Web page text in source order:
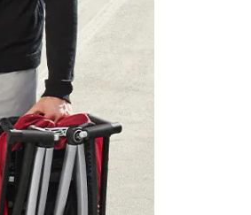
４．使用「AFTEE先享後付」時，將依據個別帳號之
即時審查核予不同之上限額度；若仍有額度不足之情
結果請求用戶進行身份認證。
５．嚴禁一人註冊多個帳號或使用他人資訊註冊。若
形，恩沛科技股份有限公司將有權停止該用戶之使用